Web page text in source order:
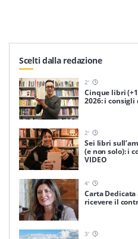
Scelti dalla redazione
2'
Cinque libri
2026: i consigli
2'
Sei libri
(e non solo): i
VIDEO
4'
Carta Dedicata
ricevere il
3'